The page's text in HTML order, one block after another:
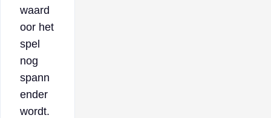
waard
oor het
spel
nog
spann
ender
wordt.